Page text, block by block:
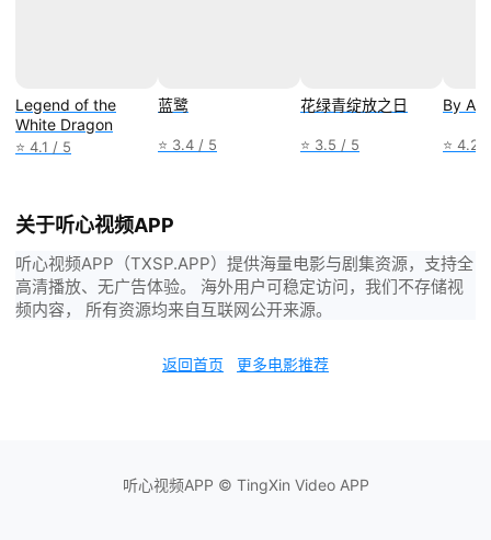
Legend of the
White Dragon
⭐ 4.1 / 5
蓝鹭
⭐ 3.4 / 5
花绿青绽放之日
⭐ 3.5 / 5
By
⭐ 4.2
关于听心视频APP
听心视频APP（TXSP.APP）提供海量电影与剧集资源，支持全
高清播放、无广告体验。 海外用户可稳定访问，我们不存储视
频内容， 所有资源均来自互联网公开来源。
返回首页 更多电影推荐
听心视频APP © TingXin Video APP